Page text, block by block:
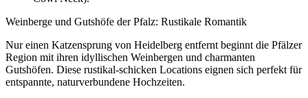
Weinberge und Gutshöfe der Pfalz: Rustikale Romantik
Nur einen Katzensprung von Heidelberg entfernt beginnt die Pfälzer
Region mit ihren idyllischen Weinbergen und charmanten
Gutshöfen. Diese rustikal-schicken Locations eignen sich perfekt für
entspannte, naturverbundene Hochzeiten.